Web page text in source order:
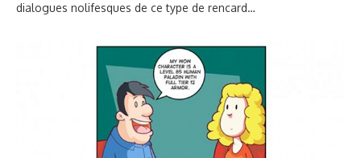
dialogues nolifesques de ce type de rencard…